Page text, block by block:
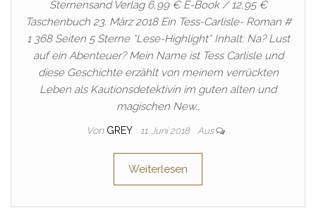
Sternensand Verlag 6,99 € E-Book / 12,95 €
Taschenbuch 23. März 2018 Ein Tess-Carlisle- Roman #
1 368 Seiten 5 Sterne *Lese-Highlight* Inhalt: Na? Lust
auf ein Abenteuer? Mein Name ist Tess Carlisle und
diese Geschichte erzählt von meinem verrückten
Leben als Kautionsdetektivin im guten alten und
magischen New…
Von GREY 11. Juni 2018 Aus
Weiterlesen